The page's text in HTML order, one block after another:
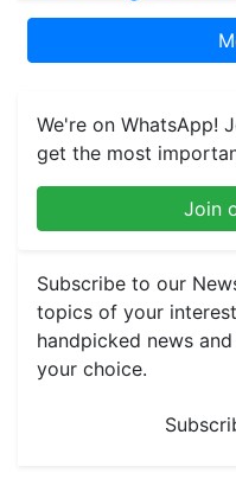
We're on WhatsApp!
get the most
Join
Subscribe to our
topics of your
handpicked news
your choice.